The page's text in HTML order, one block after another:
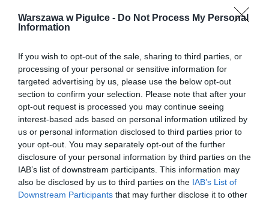
Warszawa w Pigułce - Do Not Process My Personal
Information
If you wish to opt-out of the sale, sharing to third parties, or
processing of your personal or sensitive information for
targeted advertising by us, please use the below opt-out
section to confirm your selection. Please note that after your
opt-out request is processed you may continue seeing
interest-based ads based on personal information utilized by
us or personal information disclosed to third parties prior to
your opt-out. You may separately opt-out of the further
disclosure of your personal information by third parties on the
IAB’s list of downstream participants. This information may
also be disclosed by us to third parties on the IAB’s List of
Downstream Participants that may further disclose it to other